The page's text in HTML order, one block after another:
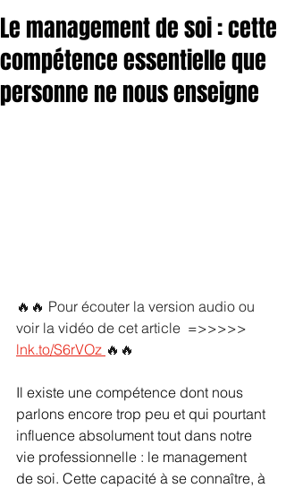
Le management de soi : cette
compétence essentielle que
personne ne nous enseigne
🔥🔥 Pour écouter la version audio ou
voir la vidéo de cet article  =>>>>>
lnk.to/S6rVOz 🔥🔥
Il existe une compétence dont nous
parlons encore trop peu et qui pourtant
influence absolument tout dans notre
vie professionnelle : le management
de soi. Cette capacité à se connaître, à